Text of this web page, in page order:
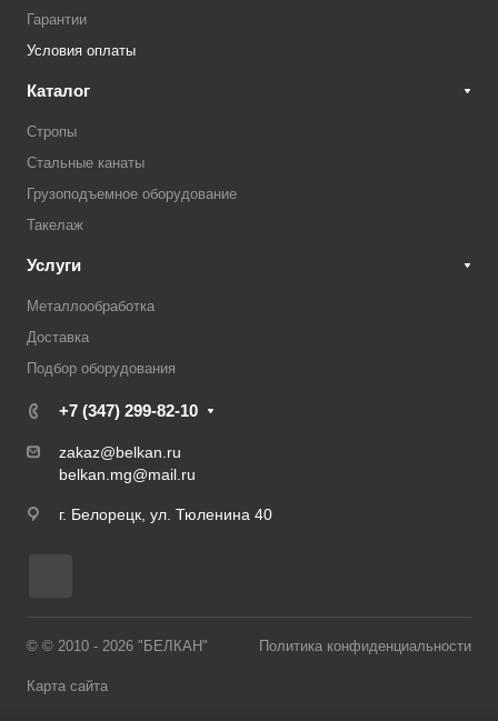
Гарантии
Условия оплаты
Каталог
Стропы
Стальные канаты
Грузоподъемное оборудование
Такелаж
Услуги
Металлообработка
Доставка
Подбор оборудования
+7 (347) 299-82-10
zakaz@belkan.ru
belkan.mg@mail.ru
г. Белорецк, ул. Тюленина 40
© © 2010 - 2026 "БЕЛКАН" Политика конфиденциальности
Карта сайта